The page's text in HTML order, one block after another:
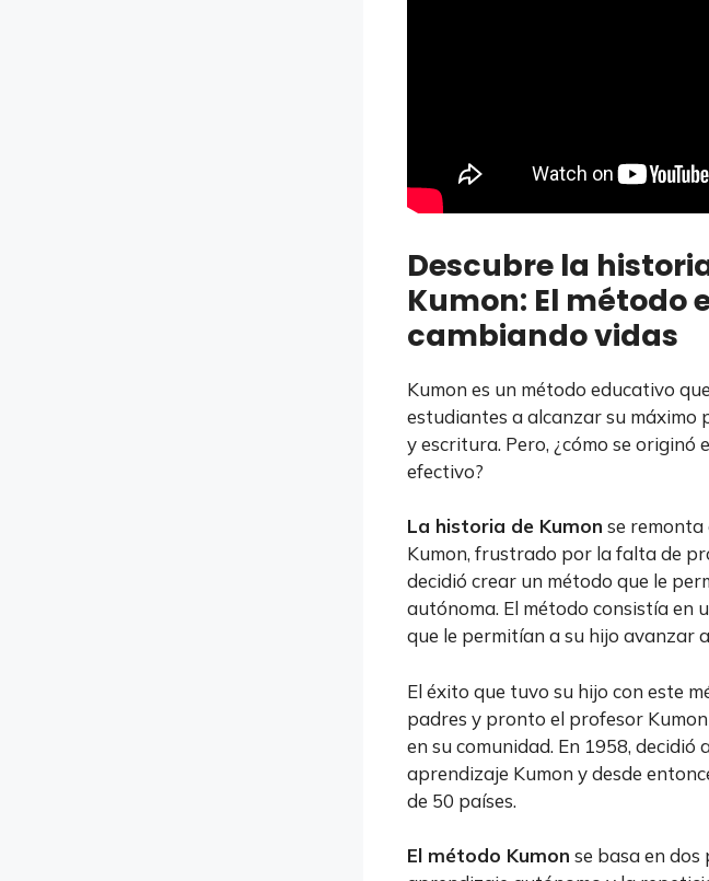
Descubre la
Kumon: El método
cambiando vidas
Kumon es un método educativo
estudiantes a alcanzar su máximo
y escritura. Pero, ¿cómo se originó
efectivo?
La historia de Kumon se remonta
Kumon, frustrado por la falta de
decidió crear un método que le
autónoma. El método consistía en
que le permitían a su hijo avanzar
El éxito que tuvo su hijo con este
padres y pronto el profesor
en su comunidad. En 1958,
aprendizaje Kumon y desde
de 50 países.
El método Kumon se basa en